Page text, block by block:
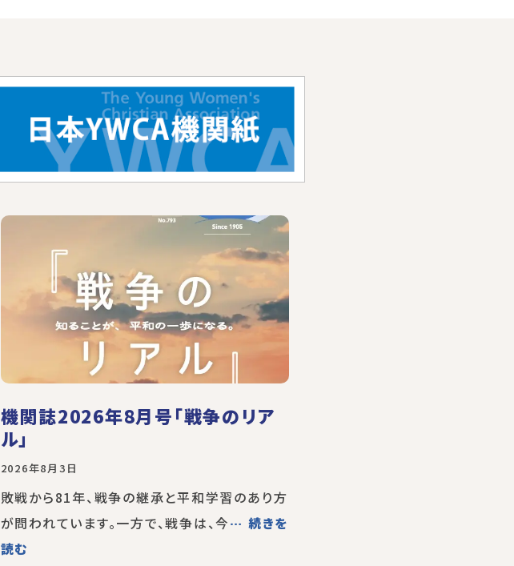
機関誌2026年8月号「戦争のリア
ル」
2026年8月3日
敗戦から81年、戦争の継承と平和学習のあり方
が問われています。一方で、戦争は、今… 続きを
読む